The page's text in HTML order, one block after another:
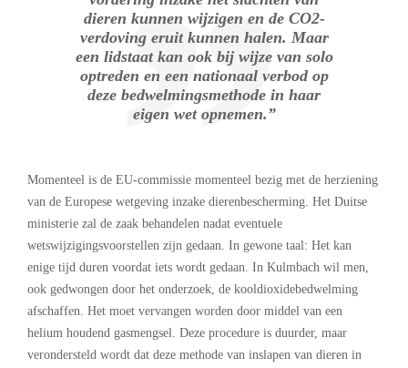
dieren kunnen wijzigen en de CO2-
verdoving eruit kunnen halen. Maar
een lidstaat kan ook bij wijze van solo
optreden en een nationaal verbod op
deze bedwelmingsmethode in haar
eigen wet opnemen.”
Momenteel is de EU-commissie momenteel bezig met de herziening
van de Europese wetgeving inzake dierenbescherming. Het Duitse
ministerie zal de zaak behandelen nadat eventuele
wetswijzigingsvoorstellen zijn gedaan. In gewone taal: Het kan
enige tijd duren voordat iets wordt gedaan. In Kulmbach wil men,
ook gedwongen door het onderzoek, de kooldioxidebedwelming
afschaffen. Het moet vervangen worden door middel van een
helium houdend gasmengsel. Deze procedure is duurder, maar
verondersteld wordt dat deze methode van inslapen van dieren in